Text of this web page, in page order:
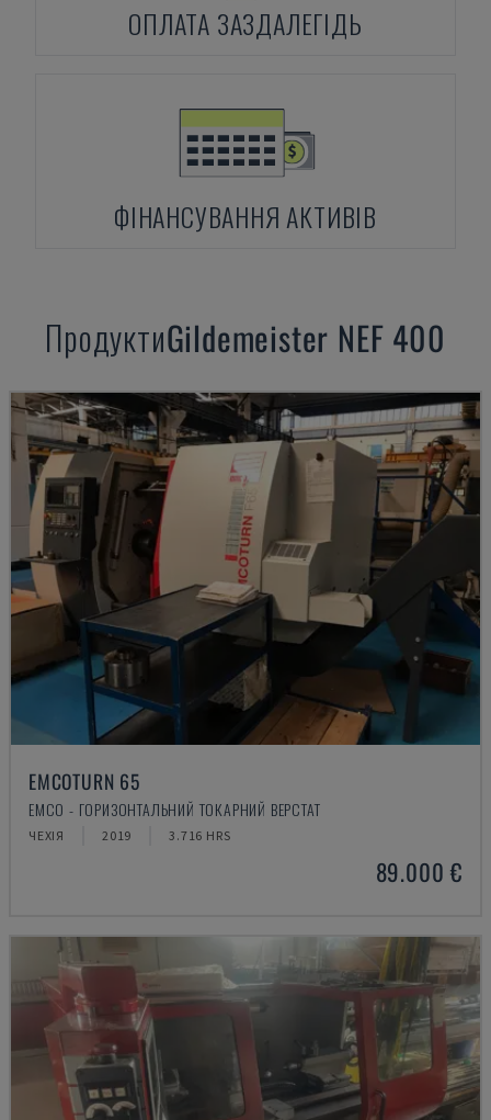
ОПЛАТА ЗАЗДАЛЕГІДЬ
ФІНАНСУВАННЯ АКТИВІВ
ПродуктиGildemeister NEF 400
EMCOTURN 65
EMCO - ГОРИЗОНТАЛЬНИЙ ТОКАРНИЙ ВЕРСТАТ
ЧЕХІЯ 2019 3.716 HRS
89.000 €